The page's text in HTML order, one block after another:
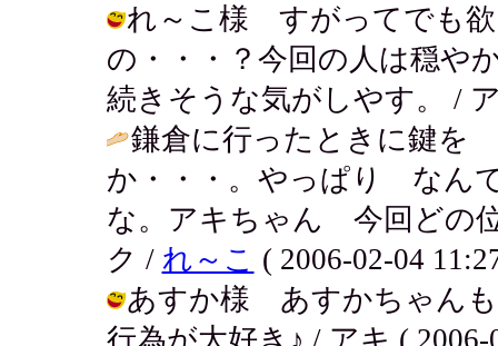
れ～こ様 すがってでも
の・・・？今回の人は穏や
続きそうな気がしやす。 /
鎌倉に行ったときに鍵を
か・・・。やっぱり な
な。アキちゃん 今回どの
ク / れ～こ ( 2006-02-04
あすか様 あすかちゃんも
行為が大好き♪ / アキ ( 2006-